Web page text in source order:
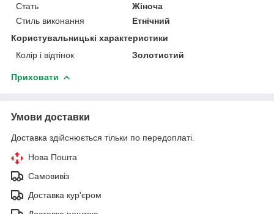
Стать
Жіноча
Стиль виконання
Етнічний
Користувальницькі характеристики
Колір і відтінок
Золотистий
Приховати
Умови доставки
Доставка здійснюється тільки по передоплаті.
Нова Пошта
Самовивіз
Доставка кур'єром